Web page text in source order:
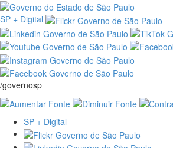
SP + Digital
/governosp
SP + Digital